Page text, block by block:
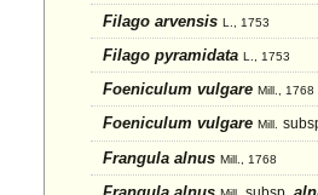
Filago arvensis L., 1753
Filago pyramidata L., 1753
Foeniculum vulgare Mill., 1768
Foeniculum vulgare Mill.
Frangula alnus Mill., 1768